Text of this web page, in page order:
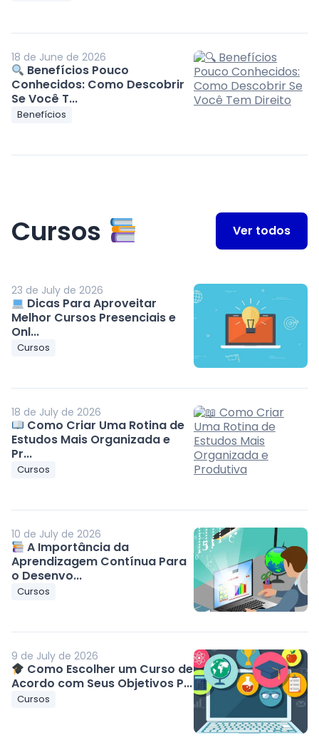
18 de June de 2026
Benefícios Pouco
Conhecidos: Como Descobrir
Se Você T...
Benefícios
Cursos Ver todos
23 de July de 2026
Dicas Para Aproveitar
Melhor Cursos Presenciais e
Onl...
Cursos
18 de July de 2026
Como Criar Uma Rotina de
Estudos Mais Organizada e
Pr...
Cursos
10 de July de 2026
A Importância da
Aprendizagem Contínua Para
o Desenvo...
Cursos
9 de July de 2026
Como Escolher um Curso de
Acordo com Seus Objetivos P...
Cursos